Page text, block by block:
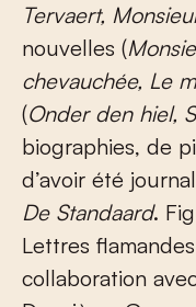
Tervaert,
nouvelles (
chevauchée, Le
(Onder den hiel,
biographies, de
d’avoir été
De Standaard.
Lettres
collaboration